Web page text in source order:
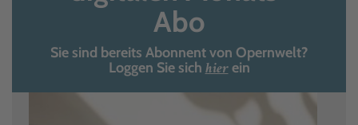
Abo
Sie sind bereits Abonnent von Opernwelt?
Loggen Sie sich hierein